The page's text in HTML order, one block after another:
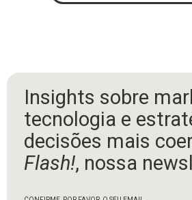
Insights sobre
tecnologia e
decisões mais
Flash!, nossa